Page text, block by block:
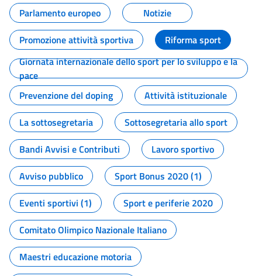
Parlamento europeo
Notizie
Promozione attività sportiva
Riforma sport
Giornata internazionale dello sport per lo sviluppo e la
pace
Prevenzione del doping
Attività istituzionale
La sottosegretaria
Sottosegretaria allo sport
Bandi Avvisi e Contributi
Lavoro sportivo
Avviso pubblico
Sport Bonus 2020 (1)
Eventi sportivi (1)
Sport e periferie 2020
Comitato Olimpico Nazionale Italiano
Maestri educazione motoria